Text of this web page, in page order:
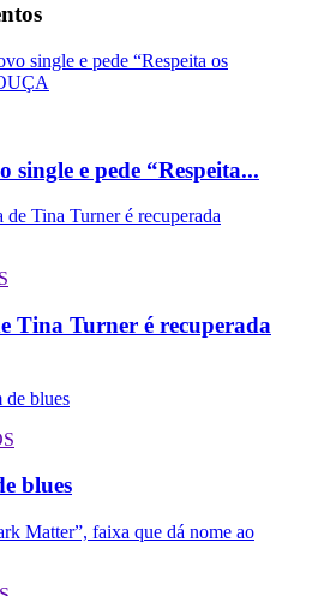
e pede “Respeita...
Tina Turner é recuperada
blues